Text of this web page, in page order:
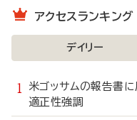
アクセスランキング
デイリー
米ゴッサムの報告書
適正性強調